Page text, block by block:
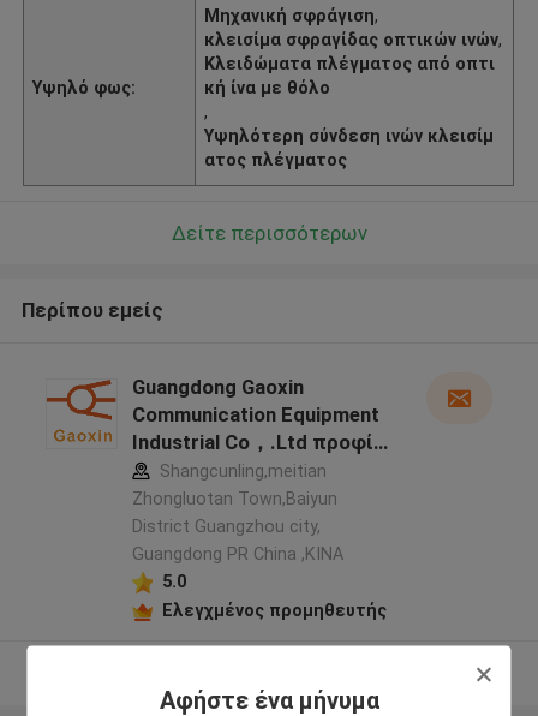
Αφήστε ένα μήνυμα
Υψηλό φως:
Μηχανική σφράγιση,
κλεισίμα σφραγίδας οπτικών ινών,
Κλειδώματα πλέγματος από οπτι
κή ίνα με θόλο
,
Υψηλότερη σύνδεση ινών κλεισίμ
ατος πλέγματος
Δείτε περισσότερων
Περίπου εμείς
Guangdong Gaoxin
Communication Equipment
Industrial Co，.Ltd προφίλ
κατασκευαστή
Shangcunling,meitian
Zhongluotan Town,Baiyun
District Guangzhou city,
Guangdong PR China ,ΚΙΝΑ
5.0
Ελεγχμένος προμηθευτής